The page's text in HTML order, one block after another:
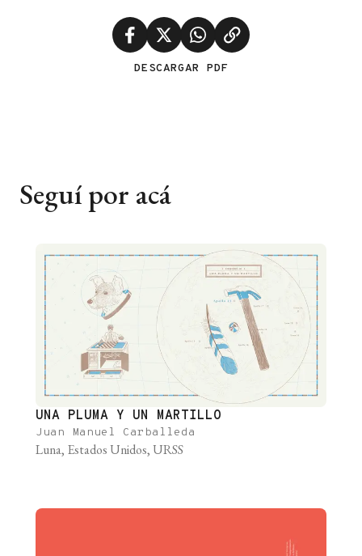
DESCARGAR PDF
Seguí por acá
UNA PLUMA Y UN MARTILLO
Juan Manuel Carballeda
Luna, Estados Unidos, URSS